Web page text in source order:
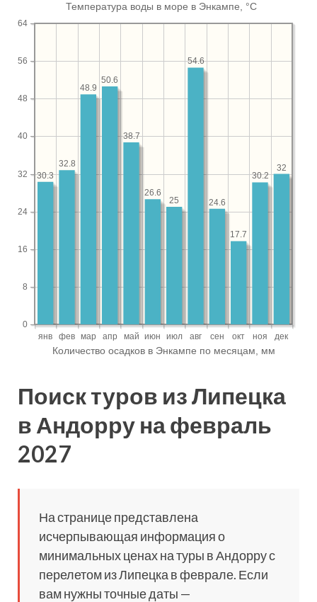
Поиск туров из Липецка
в Андорру на февраль
2027
На странице представлена
исчерпывающая информация о
минимальных ценах на туры в Андорру с
перелетом из Липецка в феврале. Если
вам нужны точные даты —